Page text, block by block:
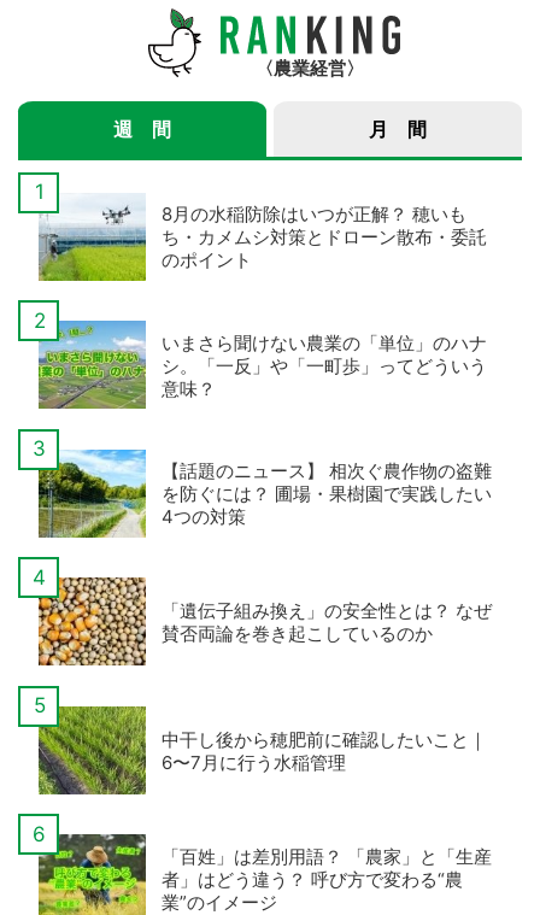
農業経営
週 間 月 間
8月の水稲防除はいつが正解？ 穂いも
ち・カメムシ対策とドローン散布・委託
のポイント
いまさら聞けない農業の「単位」のハナ
シ。「一反」や「一町歩」ってどういう
意味？
【話題のニュース】 相次ぐ農作物の盗難
を防ぐには？ 圃場・果樹園で実践したい
4つの対策
「遺伝子組み換え」の安全性とは？ なぜ
賛否両論を巻き起こしているのか
中干し後から穂肥前に確認したいこと｜
6〜7月に行う水稲管理
「百姓」は差別用語？ 「農家」と「生産
者」はどう違う？ 呼び方で変わる“農
業”のイメージ